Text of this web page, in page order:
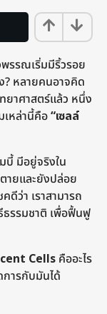
พรรณเริ่มมีริ้วรอย
? หลายคนอาจคิด
ยาศาสตร์แล้ว หนึ่ง
หล่านี้คือ“เซลล์
บี้ มีอยู่จริงใน
ายและยังปล่อย
ดีว่า เราสามารถ
ธรรมชาติ เพื่อฟื้นฟู
Cells คืออะไร
ารกับมันได้